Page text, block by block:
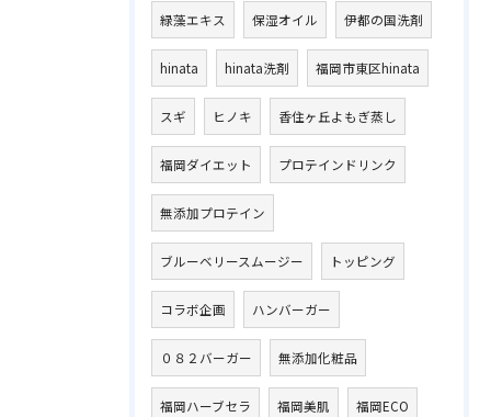
緑藻エキス 保湿オイル 伊都の国洗剤
hinata hinata洗剤 福岡市東区hinata
スギ ヒノキ 香住ヶ丘よもぎ蒸し
福岡ダイエット プロテインドリンク
無添加プロテイン
ブルーベリースムージー トッピング
コラボ企画 ハンバーガー
０８２バーガー 無添加化粧品
福岡ハーブセラ 福岡美肌 福岡ECO